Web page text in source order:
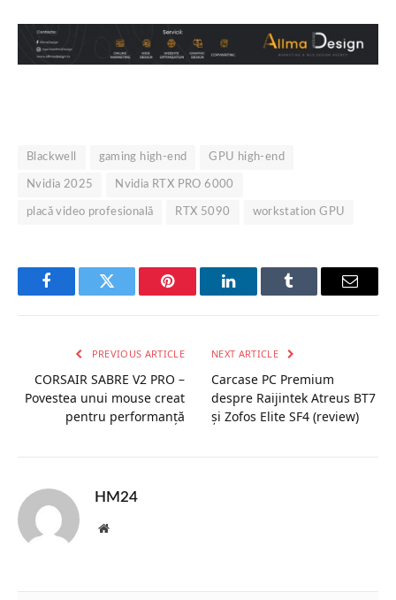
Blackwell gaming high-end GPU high-end
Nvidia 2025 Nvidia RTX PRO 6000
placă video profesională RTX 5090 workstation GPU
FacebookTwitter Pinterest LinkedInTumblr Email
PREVIOUS ARTICLE
CORSAIR SABRE V2 PRO –
Povestea unui mouse creat
pentru performanță
NEXT ARTICLE
Carcase PC Premium
despre Raijintek Atreus BT7
și Zofos Elite SF4 (review)
HM24
Website